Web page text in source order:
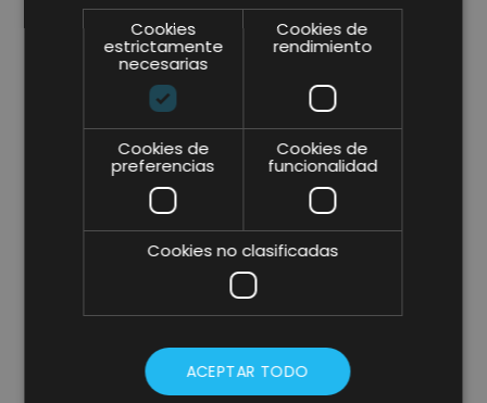
Cookies
estrictamente
necesarias
Cookies de
rendimiento
Cookies de
preferencias
Cookies de
funcionalidad
Cookies no clasificadas
ACEPTAR TODO